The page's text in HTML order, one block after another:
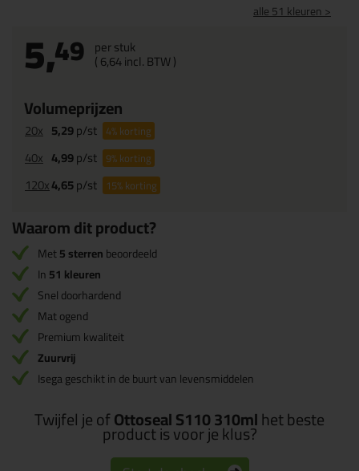
alle 51 kleuren >
5,49 per stuk
(6,64incl. BTW )
Volumeprijzen
20x 5,29p/st 4%korting
40x 4,99p/st 9%korting
120x4,65p/st 15%korting
Waarom dit product?
Met5 sterrenbeoordeeld
In51 kleuren
Snel doorhardend
Mat ogend
Premium kwaliteit
Zuurvrij
Isega geschikt in de buurt van levensmiddelen
Twijfel je ofOttoseal S110 310mlhet beste
product is voor je klus?